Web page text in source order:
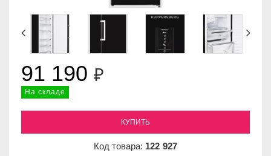
91 190 ₽
На складе
КУПИТЬ
Код товара: 122 927